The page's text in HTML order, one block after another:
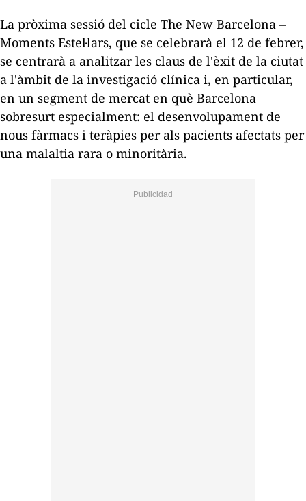
La pròxima sessió del cicle The New Barcelona –
Moments Estel·lars, que se celebrarà el 12 de febrer,
se centrarà a analitzar les claus de l'èxit de la ciutat
a l'àmbit de la investigació clínica i, en particular,
en un segment de mercat en què Barcelona
sobresurt especialment: el desenvolupament de
nous fàrmacs i teràpies per als pacients afectats per
una malaltia rara o minoritària.